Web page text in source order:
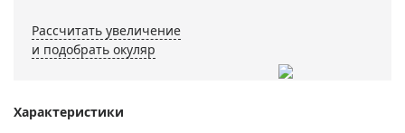
Рассчитать увеличение
и подобрать окуляр
Характеристики